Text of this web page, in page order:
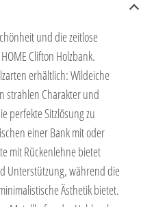
und die zeitlose
Clifton Holzbank.
erhältlich: Wildeiche
strahlen Charakter und
perfekte Sitzlösung zu
einer Bank mit oder
mit Rückenlehne bietet
Unterstützung, während die
Ästhetik bietet.